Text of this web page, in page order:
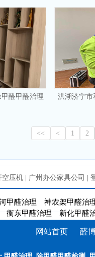
醛甲醛治理
洪湖济宁市
<< < 1 2
空压机 广州办公家具公司
甲醛治理 神农架甲醛治
衡东甲醛治理 新化甲醛
网站首页 醛